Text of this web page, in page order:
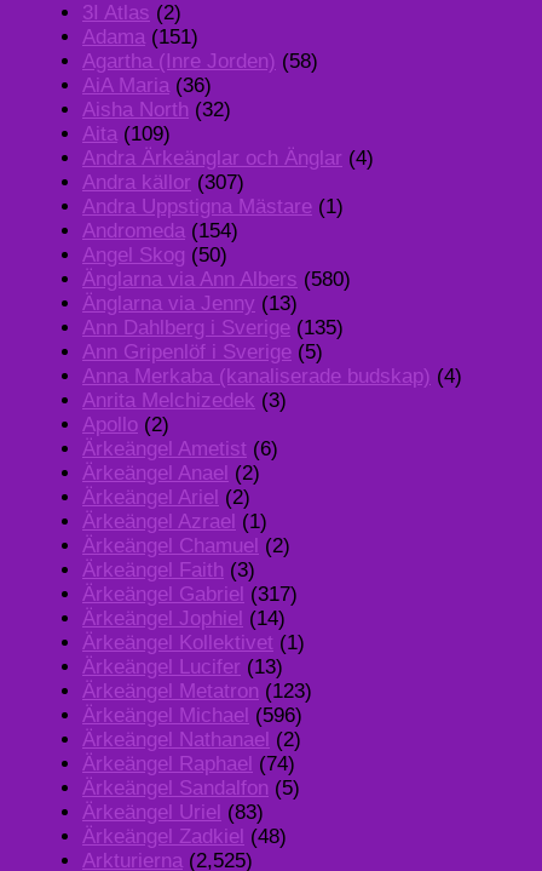
3I Atlas (2)
Adama (151)
Agartha (Inre Jorden) (58)
AiA Maria (36)
Aisha North (32)
Aita (109)
Andra Ärkeänglar och Änglar (4)
Andra källor (307)
Andra Uppstigna Mästare (1)
Andromeda (154)
Angel Skog (50)
Änglarna via Ann Albers (580)
Änglarna via Jenny (13)
Ann Dahlberg i Sverige (135)
Ann Gripenlöf i Sverige (5)
Anna Merkaba (kanaliserade budskap) (4)
Anrita Melchizedek (3)
Apollo (2)
Ärkeängel Ametist (6)
Ärkeängel Anael (2)
Ärkeängel Ariel (2)
Ärkeängel Azrael (1)
Ärkeängel Chamuel (2)
Ärkeängel Faith (3)
Ärkeängel Gabriel (317)
Ärkeängel Jophiel (14)
Ärkeängel Kollektivet (1)
Ärkeängel Lucifer (13)
Ärkeängel Metatron (123)
Ärkeängel Michael (596)
Ärkeängel Nathanael (2)
Ärkeängel Raphael (74)
Ärkeängel Sandalfon (5)
Ärkeängel Uriel (83)
Ärkeängel Zadkiel (48)
Arkturierna (2,525)